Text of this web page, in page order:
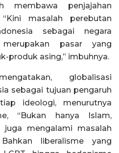
membawa penjajahan
masalah perebutan
sebagai negara
pasar yang
produk asing,” imbuhnya.
globalisasi
sebagai tujuan pengaruh
ideologi, menurutnya
“Bukan hanya Islam,
juga mengalami masalah
liberalisme yang